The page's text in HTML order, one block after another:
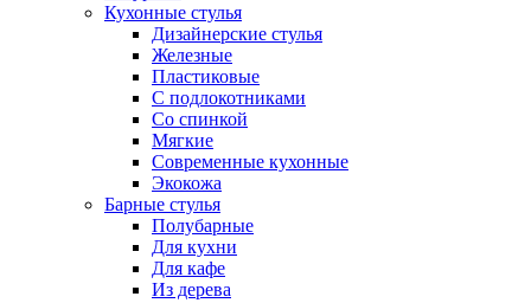
Кухонные стулья
Дизайнерские стулья
Железные
Пластиковые
С подлокотниками
Со спинкой
Мягкие
Современные кухонные
Экокожа
Барные стулья
Полубарные
Для кухни
Для кафе
Из дерева